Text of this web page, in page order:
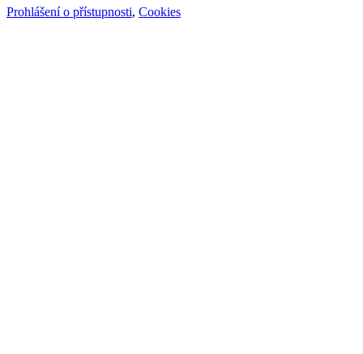
Prohlášení o přístupnosti, Cookies